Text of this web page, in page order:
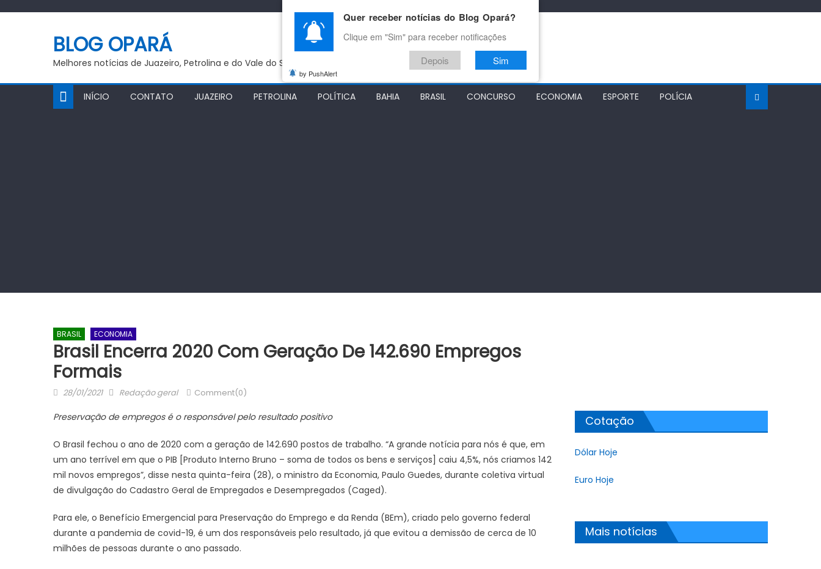
BLOG OPARÁ
Melhores notícias de Juazeiro, Petrolina e do Vale do São Francisco
INÍCIO CONTATO JUAZEIRO PETROLINA POLÍTICA BAHIA BRASIL CONCURSO ECONOMIA ESPORTE POLÍCIA
BRASIL ECONOMIA
Brasil Encerra 2020 Com Geração De 142.690 Empregos
Formais
Posted
28/01/2021 Author
Redação geral Comment(0)
Preservação de empregos é o responsável pelo resultado positivo
O Brasil fechou o ano de 2020 com a geração de 142.690 postos de trabalho. “A grande notícia para nós é que, em
um ano terrível em que o PIB [Produto Interno Bruno – soma de todos os bens e serviços] caiu 4,5%, nós criamos 142
mil novos empregos”, disse nesta quinta-feira (28), o ministro da Economia, Paulo Guedes, durante coletiva virtual
de divulgação do Cadastro Geral de Empregados e Desempregados (Caged).
Para ele, o Benefício Emergencial para Preservação do Emprego e da Renda (BEm), criado pelo governo federal
durante a pandemia de covid-19, é um dos responsáveis pelo resultado, já que evitou a demissão de cerca de 10
milhões de pessoas durante o ano passado.
Cotação
Dólar Hoje
Euro Hoje
Mais notícias
Quer receber notícias do Blog Opará?
Clique em "Sim" para receber notificações
Depois Sim
by PushAlert